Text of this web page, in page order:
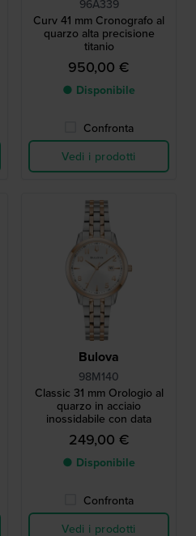
96A339
Curv 41 mm Cronografo al
quarzo alta precisione
titanio
950,00 €
● Disponibile
Confronta
Vedi i prodotti
Bulova
98M140
Classic 31 mm Orologio al
quarzo in acciaio
inossidabile con data
249,00 €
● Disponibile
Confronta
Vedi i prodotti